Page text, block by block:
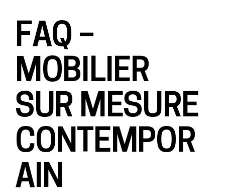
FAQ –
MOBILIER
SUR MESURE
CONTEMPOR
AIN